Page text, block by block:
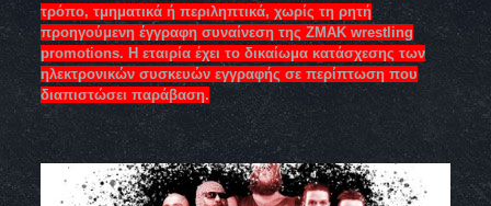
τρόπο, τμηματικά ή περιληπτικά, χωρίς τη ρητή
προηγούμενη έγγραφη συναίνεση της ΖΜΑΚ wrestling
promotions. H εταιρία έχει το δικαίωμα κατάσχεσης των
ηλεκτρονικών συσκευών εγγραφής σε περίπτωση που
διαπιστώσει παράβαση.